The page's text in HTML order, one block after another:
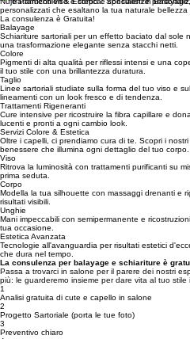
Servizi Hair Professionali
Nujé Parrucchieri & Estetica: Specialisti in
personalizzati che esaltano la tua naturale bellezza
La consulenza è Gratuita!
Balayage
Schiariture sartoriali per un effetto baciato dal sole
una trasformazione elegante senza stacchi netti.
Colore
Pigmenti di alta qualità per riflessi intensi e una
il tuo stile con una brillantezza duratura.
Taglio
Linee sartoriali studiate sulla forma del tuo viso e
lineamenti con un look fresco e di tendenza.
Trattamenti Rigeneranti
Cure intensive per ricostruire la fibra capillare e
lucenti e pronti a ogni cambio look.
Servizi Colore & Estetica
Oltre i capelli, ci prendiamo cura di te. Scopri i
benessere che illumina ogni dettaglio del tuo corpo.
Viso
Ritrova la luminosità con trattamenti purificanti su
prima seduta.
Corpo
Modella la tua silhouette con massaggi drenanti e
risultati visibili.
Unghie
Mani impeccabili con semipermanente e
tua occasione.
Estetica Avanzata
Tecnologie all'avanguardia per risultati estetici
che dura nel tempo.
La consulenza per balayage e schiariture è
Passa a trovarci in salone per il parere dei nostri
più: le guarderemo insieme per dare vita al tuo stile
1
Analisi gratuita di cute e capello in salone
2
Progetto Sartoriale (porta le tue foto)
3